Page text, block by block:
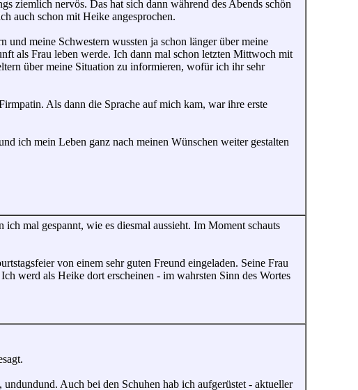
ziemlich nervös. Das hat sich dann während des Abends schön
auch schon mit Heike angesprochen.
meine Schwestern wussten ja schon länger über meine
als Frau leben werde. Ich dann mal schon letzten Mittwoch mit
über meine Situation zu informieren, wofür ich ihr sehr
Als dann die Sprache auf mich kam, war ihre erste
ich mein Leben ganz nach meinen Wünschen weiter gestalten
mal gespannt, wie es diesmal aussieht. Im Moment schauts
von einem sehr guten Freund eingeladen. Seine Frau
werd als Heike dort erscheinen - im wahrsten Sinn des Wortes
Auch bei den Schuhen hab ich aufgerüstet - aktueller